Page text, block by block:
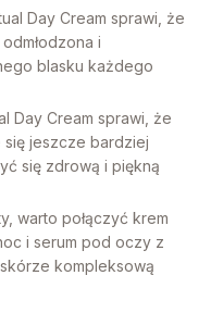
Day Cream sprawi, że
i
blasku każdego
Day Cream sprawi, że
się jeszcze bardziej
się zdrową i piękną
warto połączyć krem
i serum pod oczy z
kompleksową